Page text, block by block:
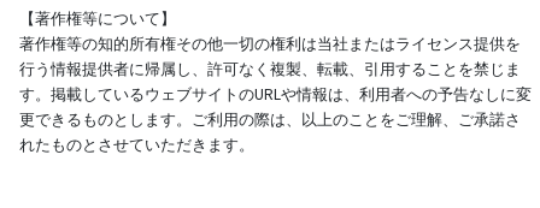
【著作権等について】
著作権等の知的所有権その他一切の権利は当社またはライセンス提供を
行う情報提供者に帰属し、許可なく複製、転載、引用することを禁じま
す。掲載しているウェブサイトのURLや情報は、利用者への予告なしに変
更できるものとします。ご利用の際は、以上のことをご理解、ご承諾さ
れたものとさせていただきます。